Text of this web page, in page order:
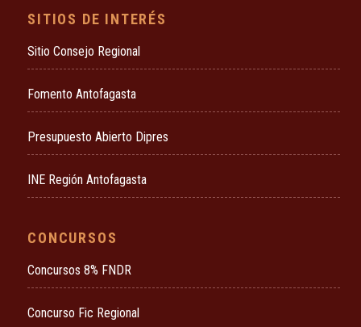
SITIOS DE INTERÉS
Sitio Consejo Regional
Fomento Antofagasta
Presupuesto Abierto Dipres
INE Región Antofagasta
CONCURSOS
Concursos 8% FNDR
Concurso Fic Regional